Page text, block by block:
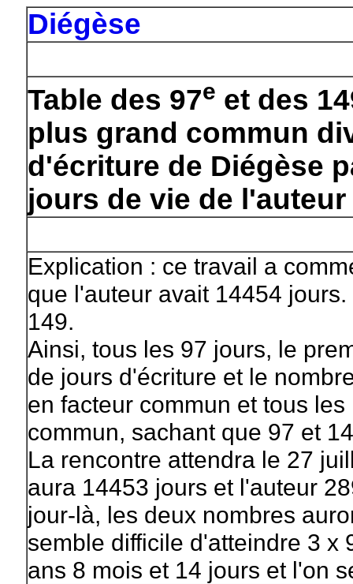
Diégèse
Table des 97e et des
plus grand commun
d'écriture de Diégèse
jours de vie de l'auteur
Explication : ce travail a
que l'auteur avait 14454
149.
Ainsi, tous les 97 jours, le
de jours d'écriture et le
en facteur commun et tous
commun, sachant que 97 et
La rencontre attendra le 27
aura 14453 jours et l'auteur
jour-là, les deux nombres
semble difficile d'atteindre 3 x
ans 8 mois et 14 jours et l'on